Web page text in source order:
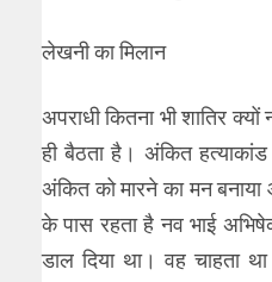
लेखनी का मिलान
अपराधी कितना भी शातिर
ही बैठता है। अंकित
अंकित को मारने का मन
के पास रहता है नव भाई
डाल दिया था। वह चाहता